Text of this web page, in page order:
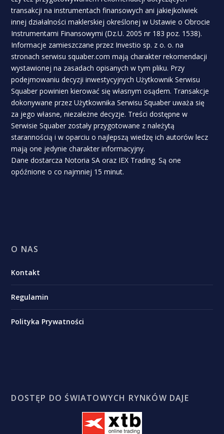
transakcji na instrumentach finansowych ani jakiejkolwiek
innej działalności maklerskiej określonej w Ustawie o Obrocie
Instrumentami Finansowymi (Dz.U. 2005 nr 183 poz. 1538).
Informacje zamieszczane przez Investio sp. z o. o. na
stronach serwisu squaber.com mają charakter rekomendacji
wystawionej na zasadach opisanych w tym pliku. Przy
podejmowaniu decyzji inwestycyjnych Użytkownik Serwisu
Squaber powinien kierować się własnym osądem. Transakcje
dokonywane przez Użytkownika Serwisu Squaber uważa się
za jego własne, niezależne decyzje. Treści dostępne w
Serwisie Squaber zostały przygotowane z należytą
starannością i w oparciu o najlepszą wiedzę ich autorów lecz
mają one jedynie charakter informacyjny.
Dane dostarcza Notoria SA oraz IEX Trading. Są one
opóźnione o co najmniej 15 minut.
O NAS
Kontakt
Regulamin
Polityka Prywatności
DOSTĘP DO ŚWIATOWYCH RYNKÓW DAJE